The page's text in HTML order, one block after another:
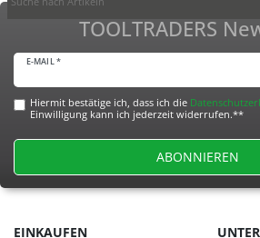
TOOLTRADERS
E-MAIL *
Hiermit bestätige ich, dass ich die
Einwilligung kann ich jederzeit widerrufen.**
ABONNIEREN
EINKAUFEN